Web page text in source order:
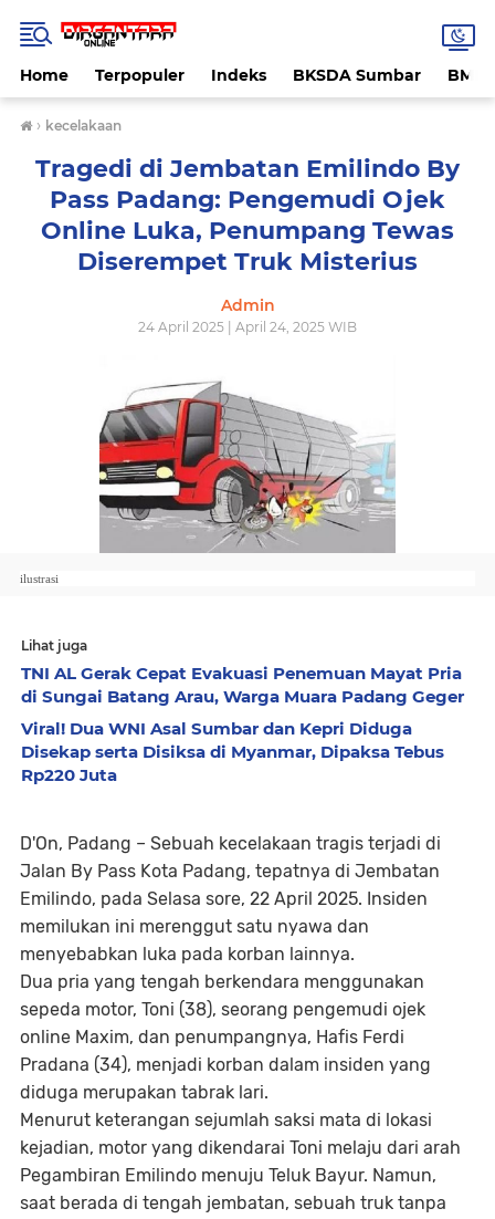
Home Terpopuler Indeks BKSDA Sumbar
› kecelakaan
Tragedi di Jembatan Emilindo By
Pass Padang: Pengemudi Ojek
Online Luka, Penumpang Tewas
Diserempet Truk Misterius
Admin
24 April 2025 | April 24, 2025 WIB
ilustrasi
Lihat juga
TNI AL Gerak Cepat Evakuasi Penemuan Mayat Pria
di Sungai Batang Arau, Warga Muara Padang Geger
Viral! Dua WNI Asal Sumbar dan Kepri Diduga
Disekap serta Disiksa di Myanmar, Dipaksa Tebus
Rp220 Juta
D'On, Padang – Sebuah kecelakaan tragis terjadi di
Jalan By Pass Kota Padang, tepatnya di Jembatan
Emilindo, pada Selasa sore, 22 April 2025. Insiden
memilukan ini merenggut satu nyawa dan
menyebabkan luka pada korban lainnya.
Dua pria yang tengah berkendara menggunakan
sepeda motor, Toni (38), seorang pengemudi ojek
online Maxim, dan penumpangnya, Hafis Ferdi
Pradana (34), menjadi korban dalam insiden yang
diduga merupakan tabrak lari.
Menurut keterangan sejumlah saksi mata di lokasi
kejadian, motor yang dikendarai Toni melaju dari arah
Pegambiran Emilindo menuju Teluk Bayur. Namun,
saat berada di tengah jembatan, sebuah truk tanpa